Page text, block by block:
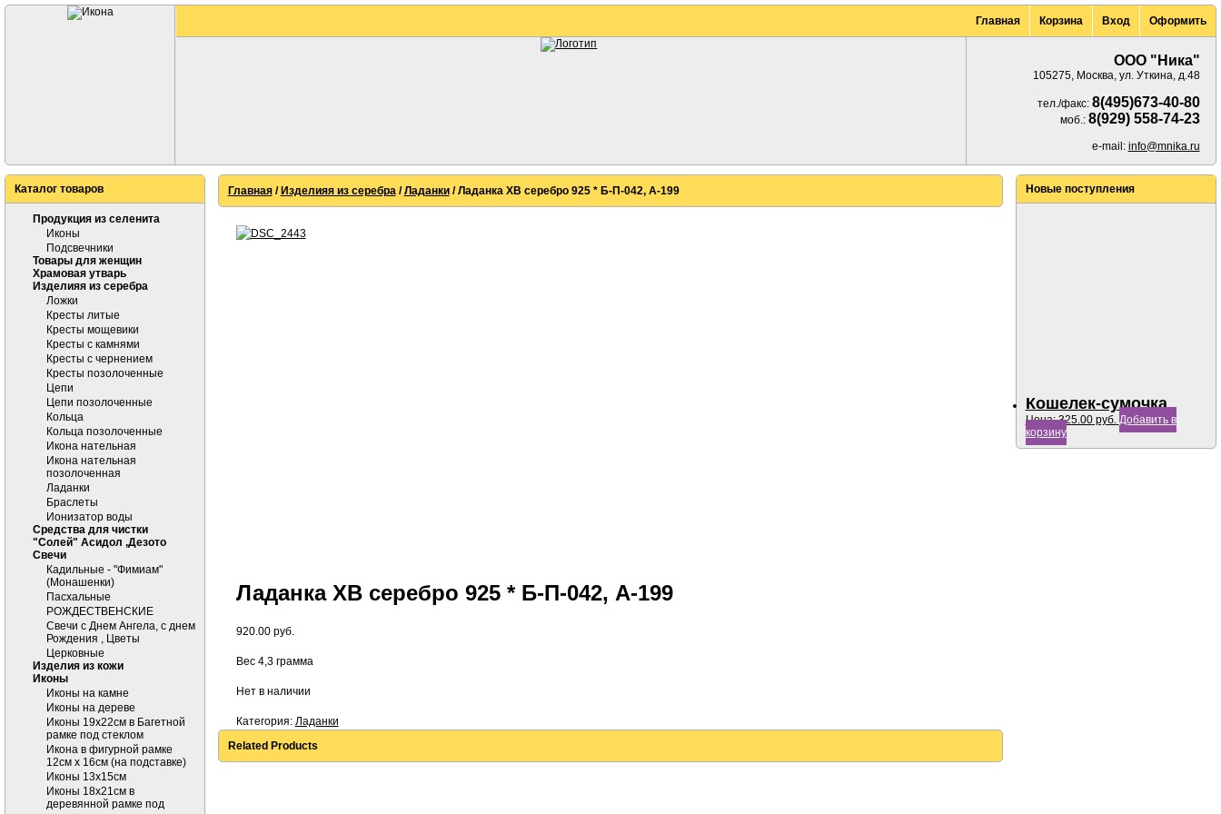
Оформить
Вход
Корзина
Главная
ООО "Ника"
105275, Москва, ул. Уткина, д.48
тел./факс: 8(495)673-40-80
моб.: 8(929) 558-74-23
e-mail: info@mnika.ru
Каталог товаров
Продукция из селенита
Иконы
Подсвечники
Товары для женщин
Храмовая утварь
Изделияя из серебра
Ложки
Кресты литые
Кресты мощевики
Кресты с камнями
Кресты с чернением
Кресты позолоченные
Цепи
Цепи позолоченные
Кольца
Кольца позолоченные
Икона нательная
Икона нательная
позолоченная
Ладанки
Браслеты
Ионизатор воды
Средства для чистки
"Солей" Асидол ,Дезото
Cвечи
Кадильные - "Фимиам"
(Монашенки)
Пасхальные
РОЖДЕСТВЕНСКИЕ
Свечи с Днем Ангела, с днем
Рождения , Цветы
Церковные
Изделия из кожи
Иконы
Иконы на камне
Иконы на дереве
Иконы 19х22см в Багетной
рамке под стеклом
Икона в фигурной рамке
12см х 16см (на подставке)
Иконы 13х15см
Иконы 18х21см в
деревянной рамке под
Главная/ Изделияя из серебра/Ладанки/ Ладанка ХВ серебро 925 * Б-П-042, А-199
Ладанка ХВ серебро 925 * Б-П-042, А-199
920.00руб.
Вес 4,3 грамма
Нет в наличии
Категория: Ладанки
Related Products
Новые поступления
Кошелек-сумочка
Цена:325.00руб. Добавить в
корзину